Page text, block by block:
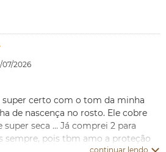
07/2026
super certo com o tom da minha
de nascença no rosto. Ele cobre
seca … Já comprei 2 para
sempre, pois tbm amo a proteção
continuar lendo